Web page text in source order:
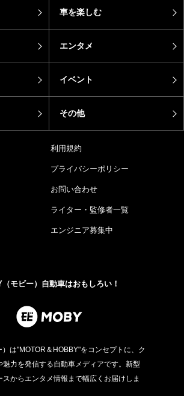
車を楽しむ
エンタメ
イベント
その他
利用規約
プライバシーポリシー
お問い合わせ
ライター・監修者一覧
エンジニア募集中
（モビー）自動車はおもしろい！
）は"MOTOR＆HOBBY"をコンセプトに、ク
魅力を発信する自動車メディアです。新型
スからエンタメ情報まで幅広くお届けしま